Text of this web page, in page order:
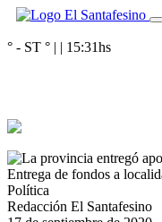
° - ST ° | | 15:31hs
Entrega de fondos a
Política
Redacción El Santafesino